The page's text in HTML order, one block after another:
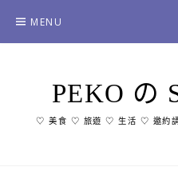
content
MENU
PEKO の
♡ 美食 ♡ 旅遊 ♡ 生活 ♡ 邀約請